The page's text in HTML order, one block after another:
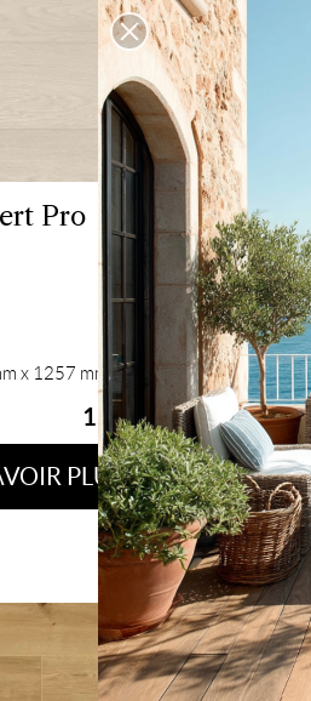
Pro
x 1257 mm
15.90 € HT / m²
PLUS